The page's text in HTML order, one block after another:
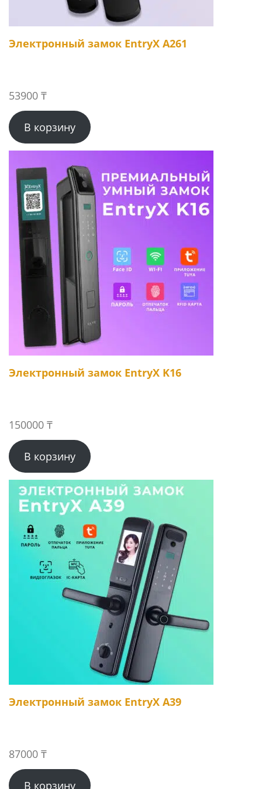
Электронный замок EntryX A261
53900 ₸
В корзину
Электронный замок EntryX K16
150000 ₸
В корзину
Электронный замок EntryX A39
87000 ₸
В корзину